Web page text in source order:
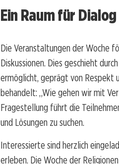
Ein Raum für Dialog
Die Veranstaltungen der Woche
Diskussionen. Dies geschieht
ermöglicht, geprägt von Respekt
behandelt: „Wie gehen wir mit
Fragestellung führt die
und Lösungen zu suchen.
Interessierte sind herzlich
erleben. Die Woche der